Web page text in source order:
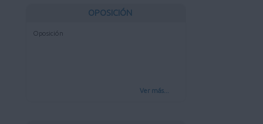
OPOSICIÓN
Oposición
Ver más...